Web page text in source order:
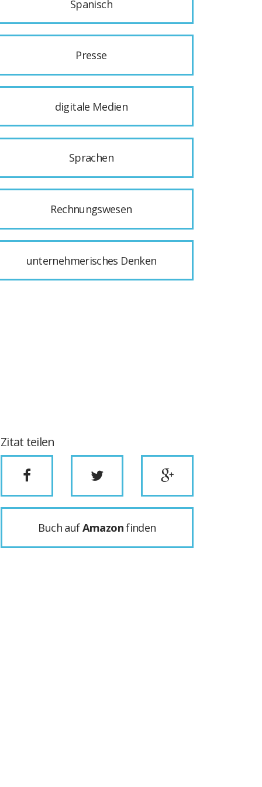
Spanisch
Presse
digitale Medien
Sprachen
Rechnungswesen
unternehmerisches Denken
Zitat teilen
Buch aufAmazonfinden